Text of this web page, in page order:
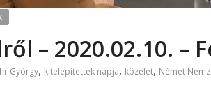
– 2020.02.10. –
György, kitelepítettek napja, közélet, Német